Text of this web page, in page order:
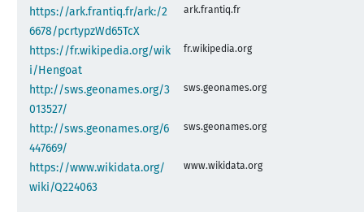
https://ark.frantiq.fr/ark:/2
6678/pcrtypzWd65TcX
ark.frantiq.fr
https://fr.wikipedia.org/wik
i/Hengoat
fr.wikipedia.org
http://sws.geonames.org/3
013527/
sws.geonames.org
http://sws.geonames.org/6
447669/
sws.geonames.org
https://www.wikidata.org/
wiki/Q224063
www.wikidata.org